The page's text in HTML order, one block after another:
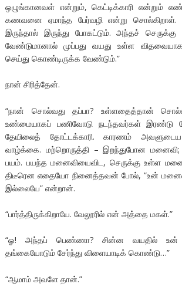
ஒழுங்கானவள் என்றும், கெட்டிக்காரி
கணவனை ஏமாந்த பேர்வழி என்று சொல்கிறாள்.
இருந்தால் இருந்து போகட்டும். அந்தச்
வேண்டுமானால் முப்பது வயது உள்ள
செய்து கொண்டிருக்க வேண்டும்.”
நான் சிரித்தேன்.
“நான் சொல்வது தப்பா? உள்ளதைத்தான்
உண்மையாகப் பணிவோடு நடந்தவர்கள் இரண்டு
தேயிலைத் தோட்டக்காரி. காரணம்
வாழ்க்கை. மற்றொருத்தி – இறந்துபோன
பயம். பயந்த மனைவியைவிட, செருக்கு உள்ள
திடீரென எதையோ நினைத்தவன் போல், “உன்
இல்லையே” என்றான்.
“பார்த்திருக்கிறாயே. வேலூரில் என் அத்தை மகள்.”
“ஓ! அந்தப் பெண்ணா? சின்ன வயதில் உன்
தங்கையோடும் சேர்ந்து விளையாடிக் கொண்டு…”
“ஆமாம் அவளே தான்.”